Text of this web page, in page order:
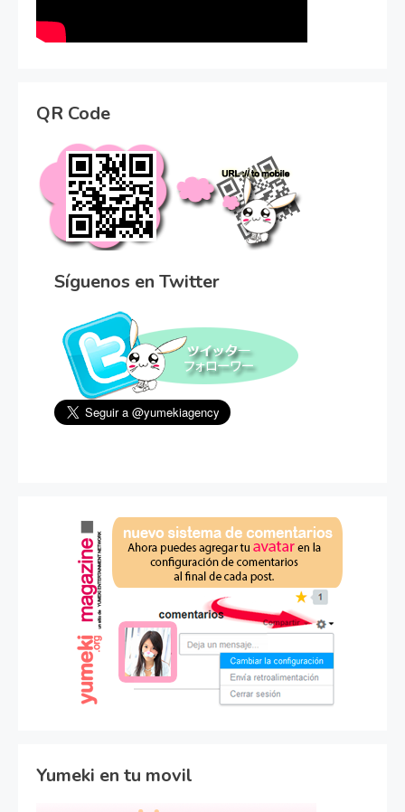
QR Code
Síguenos en Twitter
Yumeki en tu movil